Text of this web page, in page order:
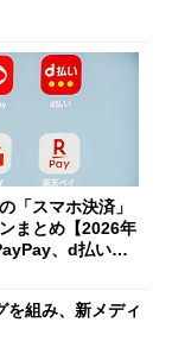
「スマホ決済」
まとめ【2026年
、d払い、a
を組み、新メディ